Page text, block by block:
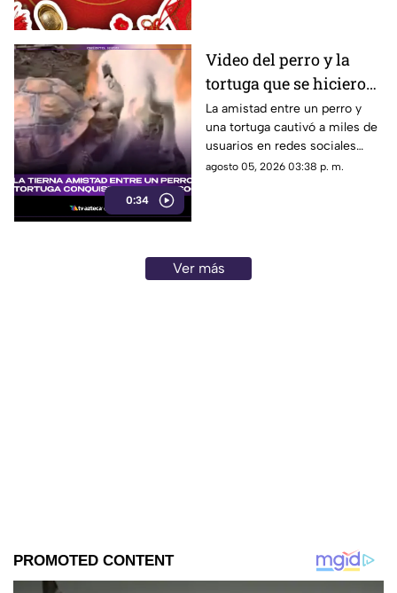
0:34
Video del perro y la
tortuga que se hicieron
amigos conquista las
redes sociales por su
ternura
La amistad entre un perro y
una tortuga cautivó a miles de
usuarios en redes sociales
gracias a un tierno video viral.
agosto 05, 2026 03:38 p. m.
Ver más